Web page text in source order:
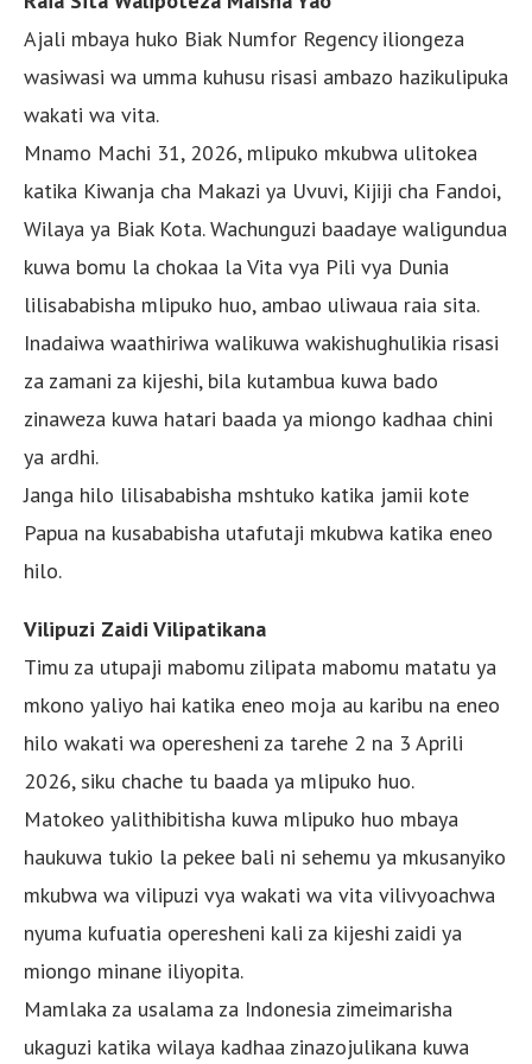
Ajali mbaya huko Biak Numfor Regency iliongeza
wasiwasi wa umma kuhusu risasi ambazo hazikulipuka
wakati wa vita.
Mnamo Machi 31, 2026, mlipuko mkubwa ulitokea
katika Kiwanja cha Makazi ya Uvuvi, Kijiji cha Fandoi,
Wilaya ya Biak Kota. Wachunguzi baadaye waligundua
kuwa bomu la chokaa la Vita vya Pili vya Dunia
lilisababisha mlipuko huo, ambao uliwaua raia sita.
Inadaiwa waathiriwa walikuwa wakishughulikia risasi
za zamani za kijeshi, bila kutambua kuwa bado
zinaweza kuwa hatari baada ya miongo kadhaa chini
ya ardhi.
Janga hilo lilisababisha mshtuko katika jamii kote
Papua na kusababisha utafutaji mkubwa katika eneo
hilo.
Vilipuzi Zaidi Vilipatikana
Timu za utupaji mabomu zilipata mabomu matatu ya
mkono yaliyo hai katika eneo moja au karibu na eneo
hilo wakati wa operesheni za tarehe 2 na 3 Aprili
2026, siku chache tu baada ya mlipuko huo.
Matokeo yalithibitisha kuwa mlipuko huo mbaya
haukuwa tukio la pekee bali ni sehemu ya mkusanyiko
mkubwa wa vilipuzi vya wakati wa vita vilivyoachwa
nyuma kufuatia operesheni kali za kijeshi zaidi ya
miongo minane iliyopita.
Mamlaka za usalama za Indonesia zimeimarisha
ukaguzi katika wilaya kadhaa zinazojulikana kuwa